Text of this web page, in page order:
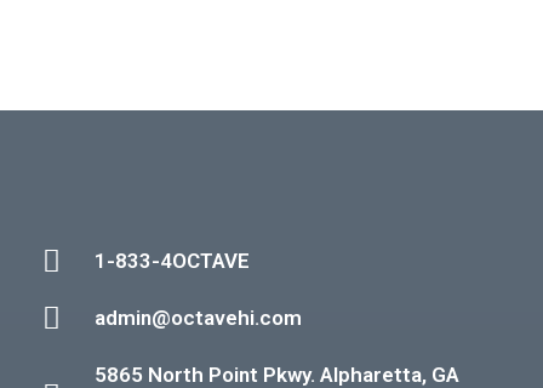
1-833-4OCTAVE
admin@octavehi.com
5865 North Point Pkwy. Alpharetta, GA